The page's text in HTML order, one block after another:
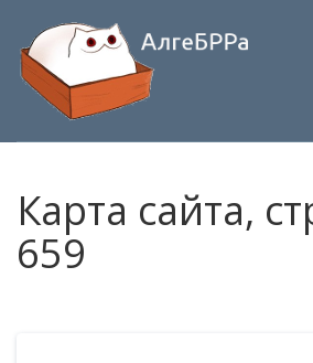
Карта сайта,
659